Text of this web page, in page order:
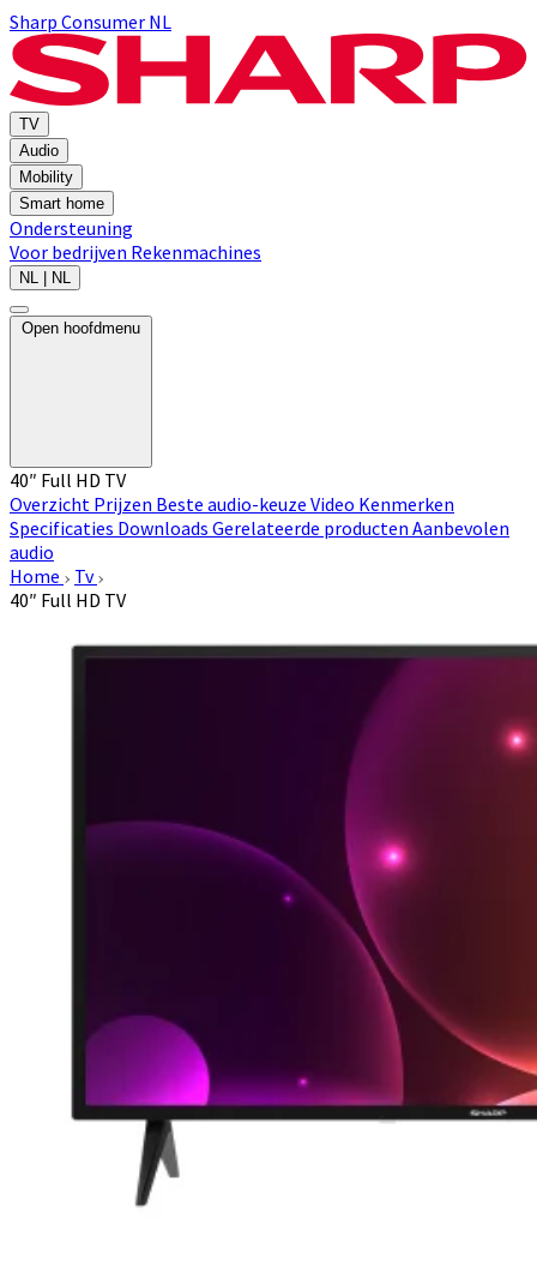
Sharp Consumer NL
TV
Audio
Mobility
Smart home
Ondersteuning
Voor bedrijven Rekenmachines
NL | NL
Open hoofdmenu
40″ Full HD TV
Overzicht Prijzen Beste audio-keuze Video Kenmerken
Specificaties Downloads Gerelateerde producten Aanbevolen
audio
Home
Tv
40″ Full HD TV